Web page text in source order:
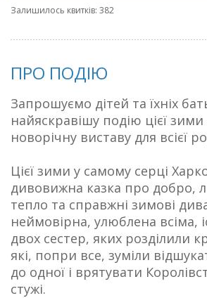
Залишилось квитків: 382
ПРО ПОДІЮ
Запрошуємо дітей та їхніх
найяскравішу подію цієї
новорічну виставу для всієї
Цієї зими у самому серці
дивовижна казка про добро,
тепло та справжні зимові
неймовірна, улюблена всіма,
двох сестер, яких розділили
які, попри все, зуміли
до одної і врятувати
стужі.